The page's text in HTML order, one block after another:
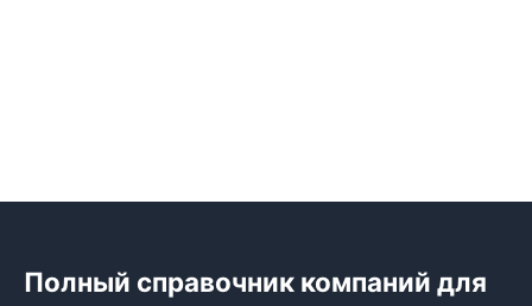
Полный справочник компаний для